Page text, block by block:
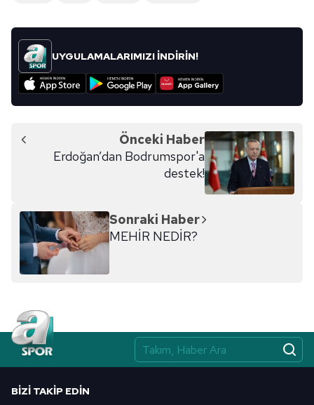
UYGULAMALARIMIZI İNDİRİN!
Önceki Haber
Erdoğan’dan Bodrumspor'a
destek!
Sonraki Haber
MEHİR NEDİR?
BIZI TAKIP EDIN